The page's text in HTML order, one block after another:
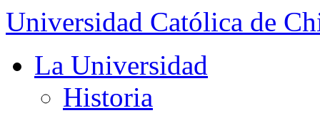
Universidad Católica de
La Universidad
Historia